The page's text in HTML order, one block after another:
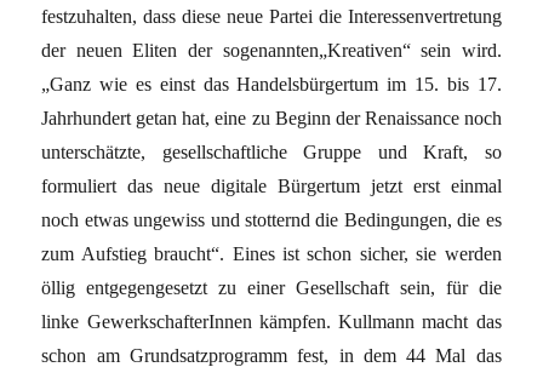
festzuhalten, dass diese neue Partei die Interessenvertretung
der neuen Eliten der sogenannten„Kreativen“ sein wird.
„Ganz wie es einst das Handelsbürgertum im 15. bis 17.
Jahrhundert getan hat, eine zu Beginn der Renaissance noch
unterschätzte, gesellschaftliche Gruppe und Kraft, so
formuliert das neue digitale Bürgertum jetzt erst einmal
noch etwas ungewiss und stotternd die Bedingungen, die es
zum Aufstieg braucht“. Eines ist schon sicher, sie werden
öllig entgegengesetzt zu einer Gesellschaft sein, für die
linke GewerkschafterInnen kämpfen. Kullmann macht das
schon am Grundsatzprogramm fest, in dem 44 Mal das